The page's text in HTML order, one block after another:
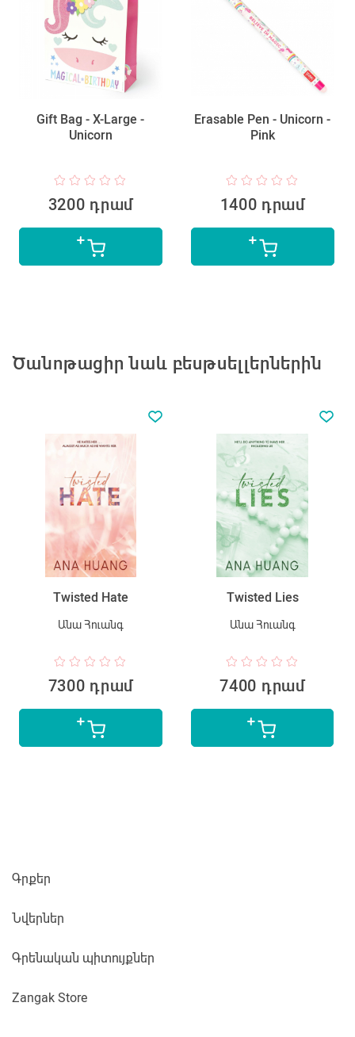
Gift Bag - X-Large -
Unicorn
3200 դրամ
Erasable Pen - Unicorn -
Pink
1400 դրամ
Ծանոթացիր նաև բեսթսելլերներին
Twisted Hate
Անա Հուանգ
7300 դրամ
Twisted Lies
Անա Հուանգ
7400 դրամ
Գրքեր
Նվերներ
Գրենական պիտույքներ
Zangak Store